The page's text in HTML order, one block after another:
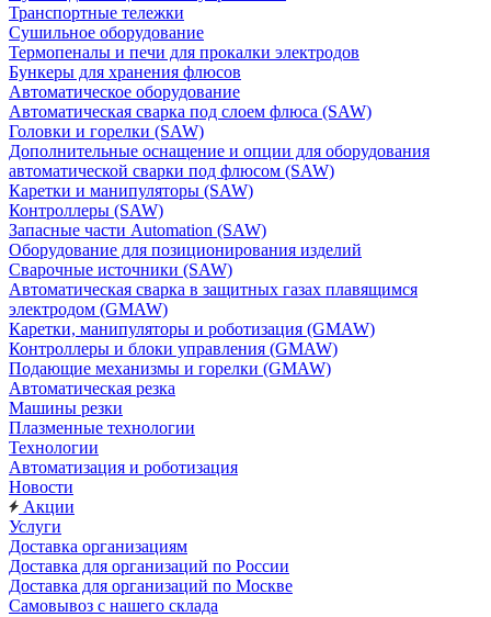
Транспортные тележки
Сушильное оборудование
Термопеналы и печи для прокалки электродов
Бункеры для хранения флюсов
Автоматическое оборудование
Автоматическая сварка под слоем флюса (SAW)
Головки и горелки (SAW)
Дополнительные оснащение и опции для оборудования
автоматической сварки под флюсом (SAW)
Каретки и манипуляторы (SAW)
Контроллеры (SAW)
Запасные части Automation (SAW)
Оборудование для позиционирования изделий
Сварочные источники (SAW)
Автоматическая сварка в защитных газах плавящимся
электродом (GMAW)
Каретки, манипуляторы и роботизация (GMAW)
Контроллеры и блоки управления (GMAW)
Подающие механизмы и горелки (GMAW)
Автоматическая резка
Машины резки
Плазменные технологии
Технологии
Автоматизация и роботизация
Новости
Акции
Услуги
Доставка организациям
Доставка для организаций по России
Доставка для организаций по Москве
Самовывоз с нашего склада